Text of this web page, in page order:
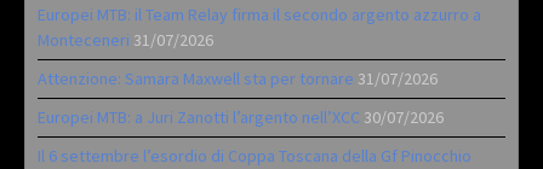
Europei MTB: il Team Relay firma il secondo argento azzurro a
Monteceneri 31/07/2026
Attenzione: Samara Maxwell sta per tornare 31/07/2026
Europei MTB: a Juri Zanotti l’argento nell’XCC 30/07/2026
Il 6 settembre l’esordio di Coppa Toscana della Gf Pinocchio